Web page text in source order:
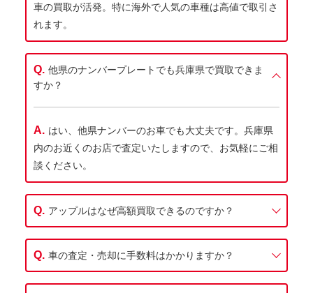
車の買取が活発。特に海外で人気の車種は高値で取引さ
れます。
他県のナンバープレートでも兵庫県で買取できま
すか？
はい、他県ナンバーのお車でも大丈夫です。兵庫県
内のお近くのお店で査定いたしますので、お気軽にご相
談ください。
アップルはなぜ高額買取できるのですか？
車の査定・売却に手数料はかかりますか？